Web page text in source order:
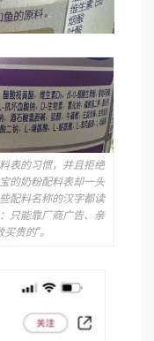
表的习惯，并且拒绝
的奶粉配料表却一头
配料名称的汉字都读
只能靠厂商广告、亲
贵的”。